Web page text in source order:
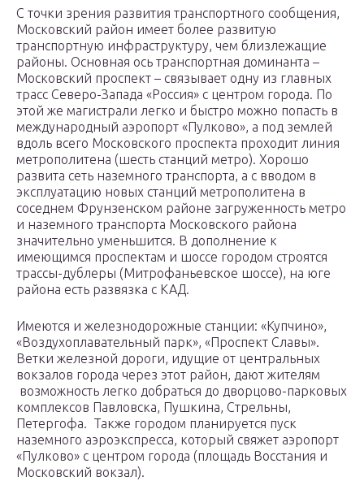
С точки зрения развития транспортного сообщения,
Московский район имеет более развитую
транспортную инфраструктуру, чем близлежащие
районы. Основная ось транспортная доминанта –
Московский проспект – связывает одну из главных
трасс Северо-Запада «Россия» с центром города. По
этой же магистрали легко и быстро можно попасть в
международный аэропорт «Пулково», а под землей
вдоль всего Московского проспекта проходит линия
метрополитена (шесть станций метро). Хорошо
развита сеть наземного транспорта, а с вводом в
эксплуатацию новых станций метрополитена в
соседнем Фрунзенском районе загруженность метро
и наземного транспорта Московского района
значительно уменьшится. В дополнение к
имеющимся проспектам и шоссе городом строятся
трассы-дублеры (Митрофаньевское шоссе), на юге
района есть развязка с КАД.
Имеются и железнодорожные станции: «Купчино»,
«Воздухоплавательный парк», «Проспект Славы».
Ветки железной дороги, идущие от центральных
вокзалов города через этот район, дают жителям
возможность легко добраться до дворцово-парковых
комплексов Павловска, Пушкина, Стрельны,
Петергофа. Также городом планируется пуск
наземного аэроэкспресса, который свяжет аэропорт
«Пулково» с центром города (площадь Восстания и
Московский вокзал).